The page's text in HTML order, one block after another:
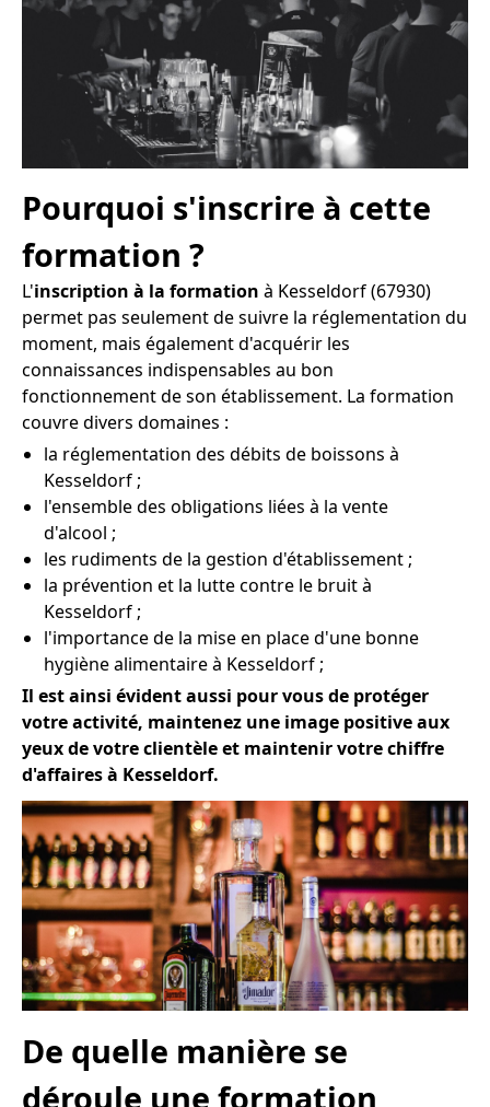
Pourquoi s'inscrire à cette
formation ?
L'inscription à la formation à Kesseldorf (67930)
permet pas seulement de suivre la réglementation du
moment, mais également d'acquérir les
connaissances indispensables au bon
fonctionnement de son établissement. La formation
couvre divers domaines :
la réglementation des débits de boissons à
Kesseldorf ;
l'ensemble des obligations liées à la vente
d'alcool ;
les rudiments de la gestion d'établissement ;
la prévention et la lutte contre le bruit à
Kesseldorf ;
l'importance de la mise en place d'une bonne
hygiène alimentaire à Kesseldorf ;
Il est ainsi évident aussi pour vous de protéger
votre activité, maintenez une image positive aux
yeux de votre clientèle et maintenir votre chiffre
d'affaires à Kesseldorf.
De quelle manière se
déroule une formation